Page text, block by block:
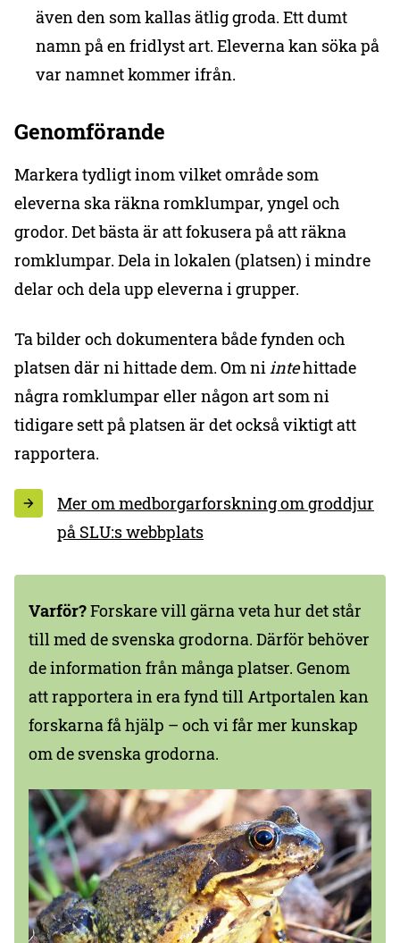
även den som kallas ätlig groda. Ett dumt
namn på en fridlyst art. Eleverna kan söka på
var namnet kommer ifrån.
Genomförande
Markera tydligt inom vilket område som
eleverna ska räkna romklumpar, yngel och
grodor. Det bästa är att fokusera på att räkna
romklumpar. Dela in lokalen (platsen) i mindre
delar och dela upp eleverna i grupper.
Ta bilder och dokumentera både fynden och
platsen där ni hittade dem. Om niintehittade
några romklumpar eller någon art som ni
tidigare sett på platsen är det också viktigt att
rapportera.
Mer om medborgarforskning om groddjur
på SLU:s webbplats
Varför?Forskare vill gärna veta hur det står
till med de svenska grodorna. Därför behöver
de information från många platser. Genom
att rapportera in era fynd till Artportalen kan
forskarna få hjälp – och vi får mer kunskap
om de svenska grodorna.